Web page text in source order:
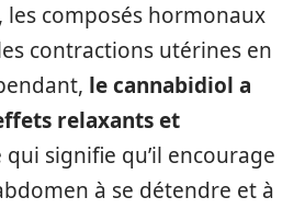
composés hormonaux
contractions utérines en
le cannabidiol a
relaxants et
qui signifie qu’il encourage
à se détendre et à